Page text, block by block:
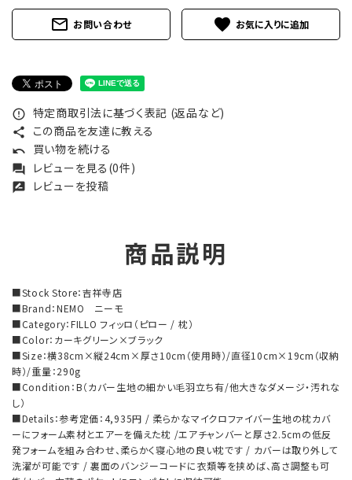
mail_outline お問い合わせ favorite
error_outline 特定商取引法に基づく表記 (返品など)
share この商品を友達に教える
undo 買い物を続ける
forum レビューを見る(0件)
rate_review レビューを投稿
商品説明
■Stock Store：吉祥寺店
■Brand：NEMO ニーモ
■Category：FILLO フィッロ（ピロー / 枕）
■Color：カーキグリーン×ブラック
■Size：横38cm×縦24cm×厚さ10cm（使用時）/直径10cm×19cm（収納
時）/重量：290g
■Condition：B（カバー生地の細かい毛羽立ち有/他大きなダメージ・汚れな
し）
■Details：参考定価：4,935円 / 柔らかなマイクロファイバー生地の枕カバ
ーにフォーム素材とエアーを備えた枕 /エアチャンバーと厚さ2.5cmの低反
発フォームを組み合わせ、柔らかく寝心地の良い枕です / カバーは取り外して
洗濯が可能です / 裏面のバンジーコードに衣類等を挟めば、高さ調整も可